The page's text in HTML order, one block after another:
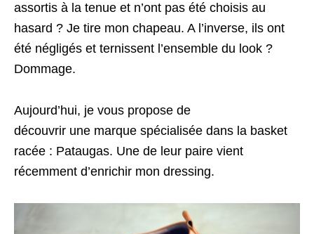
assortis à la tenue et n’ont pas été choisis au
hasard ? Je tire mon chapeau. A l’inverse, ils ont
été négligés et ternissent l’ensemble du look ?
Dommage.
Aujourd’hui, je vous propose de
découvrir une marque spécialisée dans la basket
racée : Pataugas. Une de leur paire vient
récemment d’enrichir mon dressing.